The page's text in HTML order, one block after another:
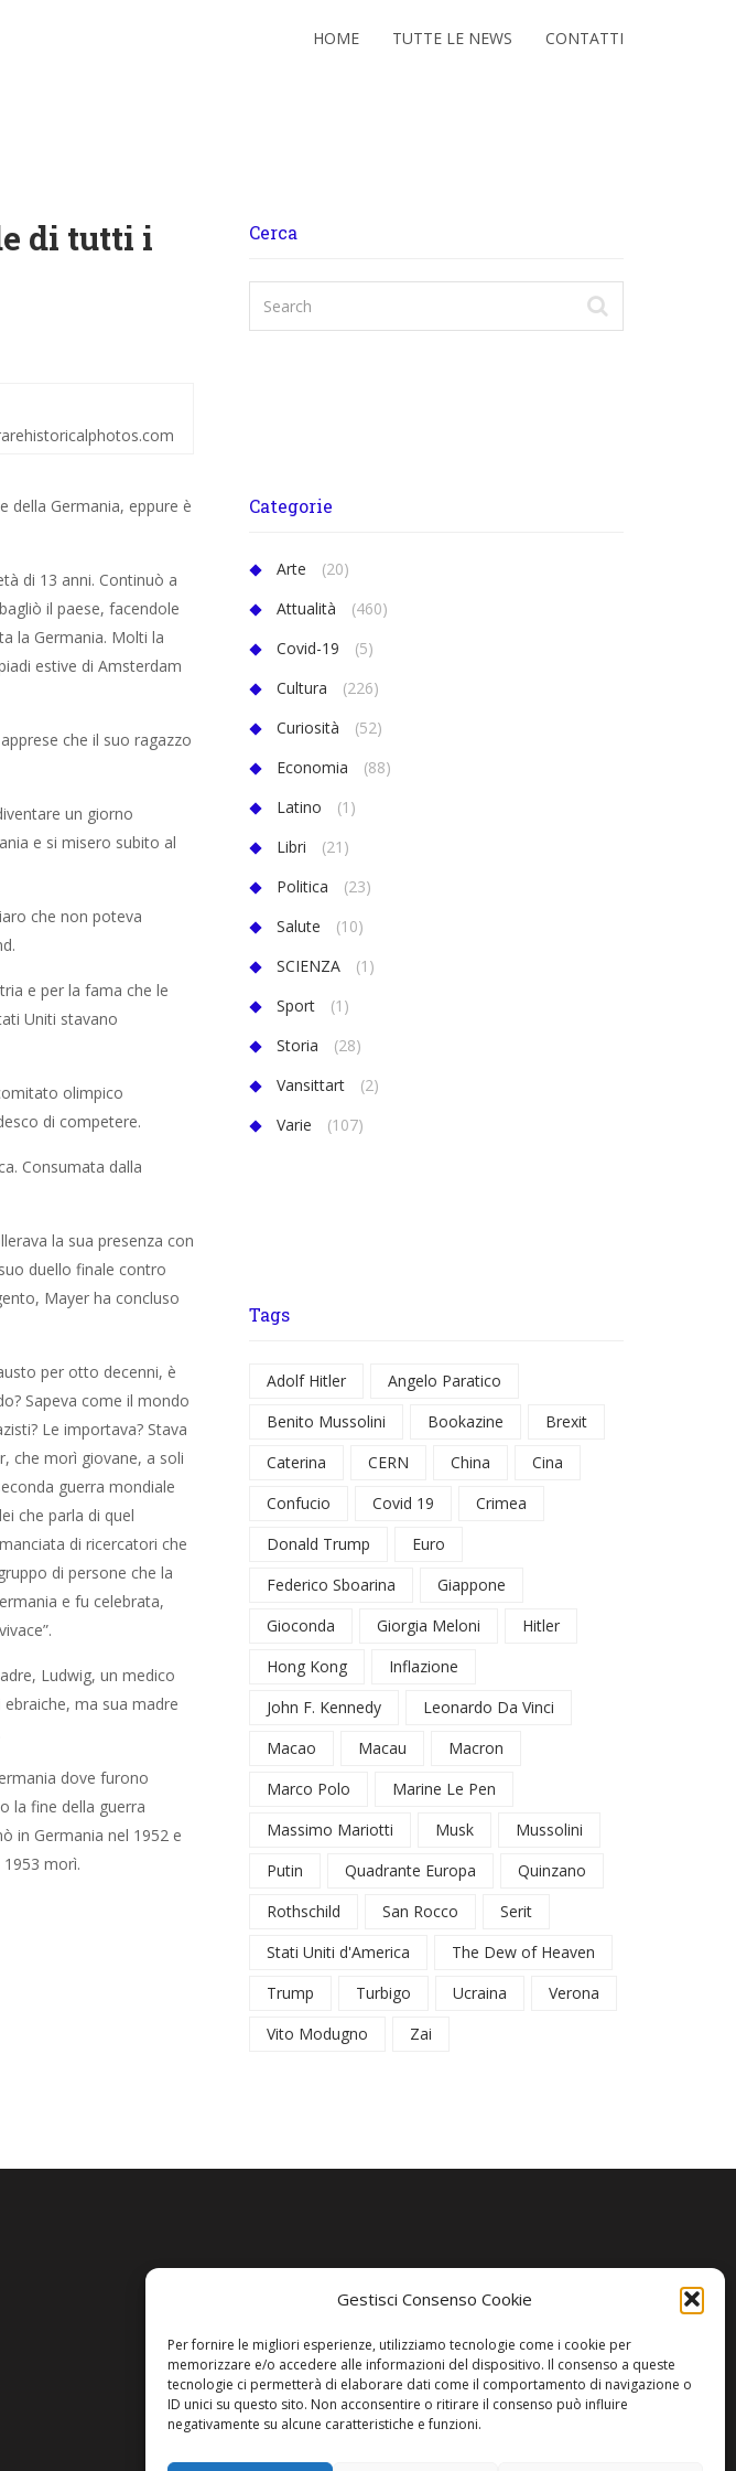
Gestisci Consenso Cookie
Per fornire le migliori esperienze, utilizziamo tecnologie come i cookie per
memorizzare e/o accedere alle informazioni del dispositivo. Il consenso a queste
tecnologie ci permetterà di elaborare dati come il comportamento di navigazione o
ID unici su questo sito. Non acconsentire o ritirare il consenso può influire
negativamente su alcune caratteristiche e funzioni.
HOME TUTTE LE NEWS CONTATTI
di tutti i
della Germania, eppure è
di 13 anni. Continuò a
il paese, facendole
la Germania. Molti la
estive di Amsterdam
che il suo ragazzo
un giorno
e si misero subito al
che non poteva
e per la fama che le
Uniti stavano
olimpico
di competere.
Consumata dalla
la sua presenza con
duello finale contro
Mayer ha concluso
per otto decenni, è
Sapeva come il mondo
Le importava? Stava
che morì giovane, a soli
guerra mondiale
che parla di quel
di ricercatori che
di persone che la
e fu celebrata,
Ludwig, un medico
ma sua madre
dove furono
la fine della guerra
in Germania nel 1952 e
morì.
Cerca
Categorie
Arte
(20)
Attualità
(460)
Covid-19
(5)
Cultura
(226)
Curiosità
(52)
Economia
(88)
Latino
(1)
Libri
(21)
Politica
(23)
Salute
(10)
SCIENZA
(1)
Sport
(1)
Storia
(28)
Vansittart
(2)
Varie
(107)
Tags
Adolf Hitler
Angelo Paratico
Benito Mussolini
Bookazine
Brexit
Caterina
CERN China
Cina
Confucio
Covid 19
Crimea
Donald Trump
Euro
Federico Sboarina
Giappone
Gioconda
Giorgia Meloni
Hitler
Hong Kong
Inflazione
John F. Kennedy
Leonardo Da Vinci
Macao
Macau
Macron
Marco Polo
Marine Le Pen
Massimo Mariotti
Musk
Mussolini
Putin
Quadrante Europa
Quinzano
Rothschild
San Rocco
Serit
Stati Uniti d'America
The Dew of Heaven
Trump
Turbigo Ucraina
Verona
Vito Modugno
Zai